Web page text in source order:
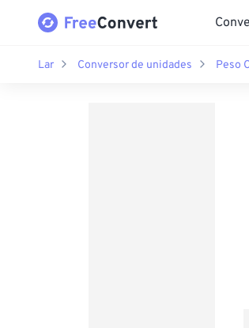
Lar Conversor de unidades Peso